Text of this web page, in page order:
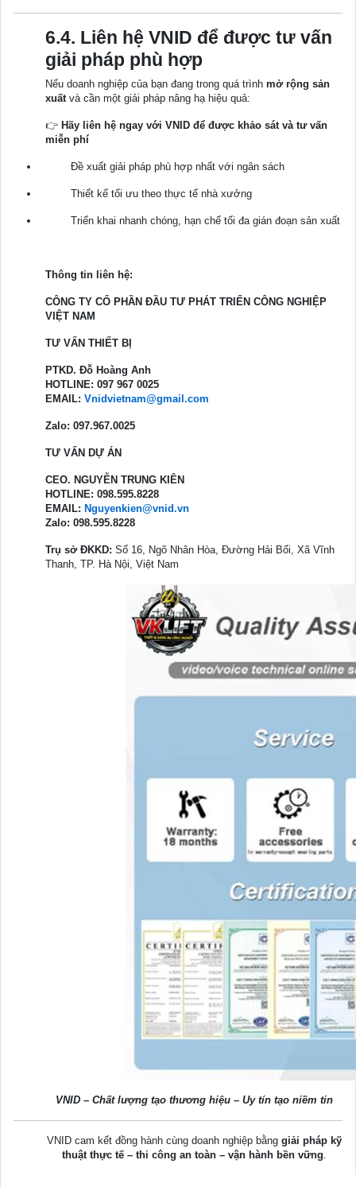
6.4. Liên hệ VNID để được tư vấn
giải pháp phù hợp
Nếu doanh nghiệp của bạn đang trong quá trình mở rộng sản
xuấtvà cần một giải pháp nâng hạ hiệu quả:
👉 Hãy liên hệ ngay với VNID để được khảo sát và tư vấn
miễn phí
Đề xuất giải pháp phù hợp nhất với ngân sách
Thiết kế tối ưu theo thực tế nhà xưởng
Triển khai nhanh chóng, hạn chế tối đa gián đoạn sản xuất
Thông tin liên hệ:
CÔNG TY CỔ PHẦN ĐẦU TƯ PHÁT TRIỂN CÔNG NGHIỆP
VIỆT NAM
TƯ VẤN THIẾT BỊ
PTKD. Đỗ Hoàng Anh
HOTLINE: 097 967 0025
EMAIL: Vnidvietnam@gmail.com
Zalo: 097.967.0025
TƯ VẤN DỰ ÁN
CEO. NGUYỄN TRUNG KIÊN
HOTLINE: 098.595.8228
EMAIL: Nguyenkien@vnid.vn
Zalo: 098.595.8228
Trụ sở ĐKKD: Số 16, Ngõ Nhân Hòa, Đường Hải Bối, Xã Vĩnh
Thanh, TP. Hà Nội, Việt Nam
VNID – Chất lượng tạo thương hiệu – Uy tín tạo niềm tin
VNID cam kết đồng hành cùng doanh nghiệp bằng giải pháp kỹ
thuật thực tế – thi công an toàn – vận hành bền vững.